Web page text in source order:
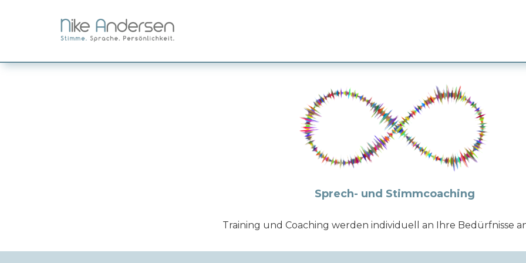
Sprech- und Stimmcoaching
Training und Coaching werden individuell an Ihre Bedürfnisse